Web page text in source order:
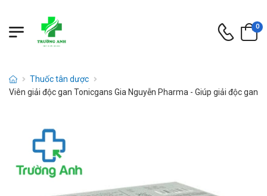
0
Thuốc tân dược
Viên giải độc gan Tonicgans Gia Nguyễn Pharma - Giúp giải độc gan